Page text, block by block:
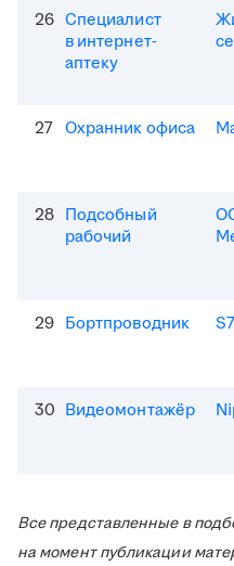
26 Специалист
в интернет-
аптеку
27 Охранник офиса
28 Подсобный
рабочий
29 Бортпроводник
30 Видеомонтажёр
Все представленные в
на момент публикации